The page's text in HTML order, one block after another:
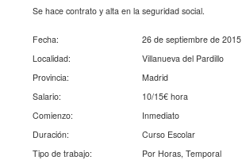
Se hace contrato y alta en la seguridad social.
Fecha:
26 de septiembre de 2015
Localidad:
Villanueva del Pardillo
Provincia:
Madrid
Salario:
10/15€ hora
Comienzo:
Inmediato
Duración:
Curso Escolar
Tipo de trabajo:
Por Horas, Temporal